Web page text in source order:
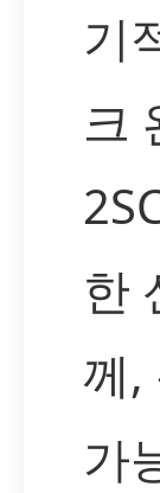
기
크
한
께,
가